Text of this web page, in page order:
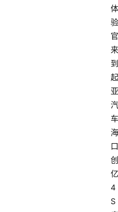
体
验
官
来
到
起
亚
汽
车
海
口
创
亿
4
S